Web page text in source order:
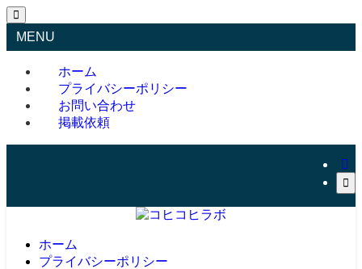
MENU
ホーム
プライバシーポリシー
お問い合わせ
掲載依頼
ホーム
プライバシーポリシー